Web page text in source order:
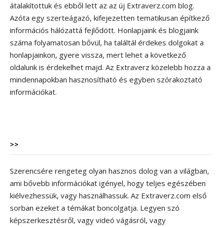
átalakítottuk és ebből lett az az új Extraverz.com blog.
Azóta egy szerteágazó, kifejezetten tematikusan építkező
információs hálózattá fejlődött. Honlapjaink és blogjaink
száma folyamatosan bővül, ha találtál érdekes dolgokat a
honlapjainkon, gyere vissza, mert lehet a következő
oldalunk is érdekelhet majd. Az Extraverz közelebb hozza a
mindennapokban hasznosítható és egyben szórakoztató
információkat.
>>
Szerencsére rengeteg olyan hasznos dolog van a világban,
ami bővebb információkat igényel, hogy teljes egészében
kiélvezhessük, vagy használhassuk. Az Extraverz.com első
sorban ezeket a témákat boncolgatja. Legyen szó
képszerkesztésről, vagy videó vágásról, vagy